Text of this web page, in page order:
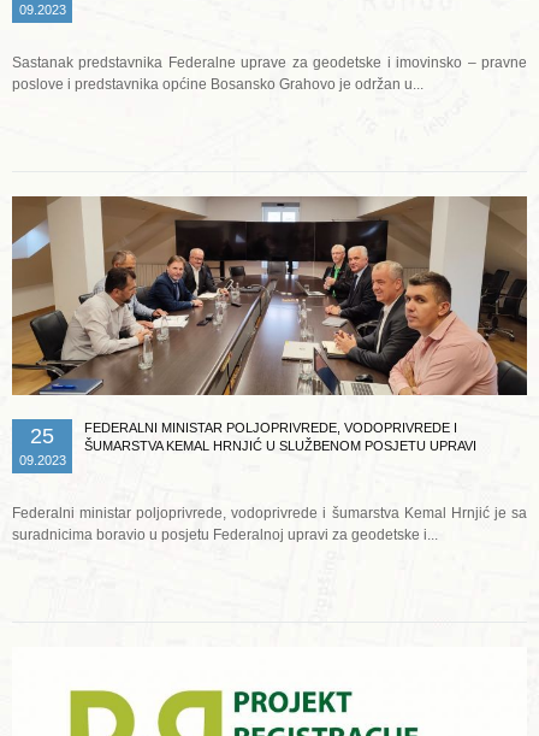
09.2023
Sastanak predstavnika Federalne uprave za geodetske i imovinsko – pravne
poslove i predstavnika općine Bosansko Grahovo je održan u...
25
09.2023
FEDERALNI MINISTAR POLJOPRIVREDE, VODOPRIVREDE I
ŠUMARSTVA KEMAL HRNJIĆ U SLUŽBENOM POSJETU UPRAVI
Federalni ministar poljoprivrede, vodoprivrede i šumarstva Kemal Hrnjić je sa
suradnicima boravio u posjetu Federalnoj upravi za geodetske i...